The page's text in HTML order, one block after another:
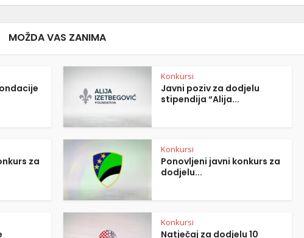
MOŽDA VAS ZANIMA
Konkursi
Javni poziv za dodjelu
stipendija “Alija...
za
Konkursi
Ponovljeni javni konkurs za
dodjelu...
Konkursi
Natječaj za dodjelu 10